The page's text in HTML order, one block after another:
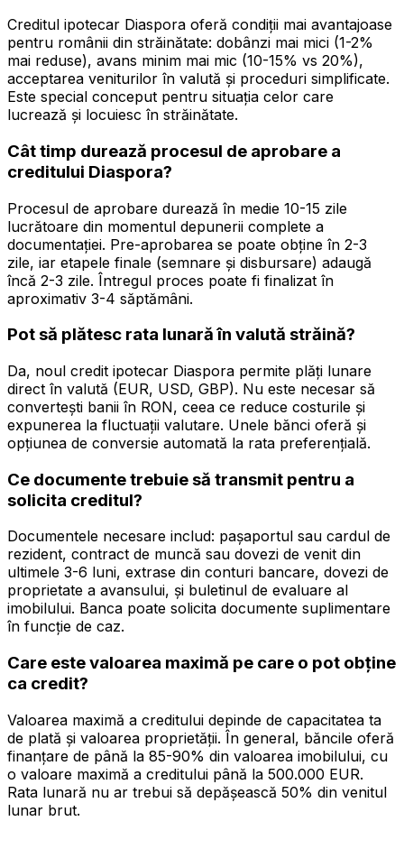
Creditul ipotecar Diaspora oferă condiții mai avantajoase
pentru românii din străinătate: dobânzi mai mici (1-2%
mai reduse), avans minim mai mic (10-15% vs 20%),
acceptarea veniturilor în valută și proceduri simplificate.
Este special conceput pentru situația celor care
lucrează și locuiesc în străinătate.
Cât timp durează procesul de aprobare a
creditului Diaspora?
Procesul de aprobare durează în medie 10-15 zile
lucrătoare din momentul depunerii complete a
documentației. Pre-aprobarea se poate obține în 2-3
zile, iar etapele finale (semnare și disbursare) adaugă
încă 2-3 zile. Întregul proces poate fi finalizat în
aproximativ 3-4 săptămâni.
Pot să plătesc rata lunară în valută străină?
Da, noul credit ipotecar Diaspora permite plăți lunare
direct în valută (EUR, USD, GBP). Nu este necesar să
convertești banii în RON, ceea ce reduce costurile și
expunerea la fluctuații valutare. Unele bănci oferă și
opțiunea de conversie automată la rata preferențială.
Ce documente trebuie să transmit pentru a
solicita creditul?
Documentele necesare includ: pașaportul sau cardul de
rezident, contract de muncă sau dovezi de venit din
ultimele 3-6 luni, extrase din conturi bancare, dovezi de
proprietate a avansului, și buletinul de evaluare al
imobilului. Banca poate solicita documente suplimentare
în funcție de caz.
Care este valoarea maximă pe care o pot obține
ca credit?
Valoarea maximă a creditului depinde de capacitatea ta
de plată și valoarea proprietății. În general, băncile oferă
finanțare de până la 85-90% din valoarea imobilului, cu
o valoare maximă a creditului până la 500.000 EUR.
Rata lunară nu ar trebui să depășească 50% din venitul
lunar brut.